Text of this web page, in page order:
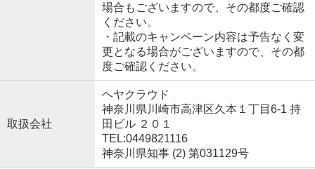
場合もございますので、その都度ご確認
ください。
・記載のキャンペーン内容は予告なく変
更となる場合がございますので、その都
度ご確認ください。
取扱会社
ヘヤクラウド
神奈川県川崎市高津区久本１丁目6-1 持
田ビル ２０１
TEL:0449821116
神奈川県知事 (2) 第031129号